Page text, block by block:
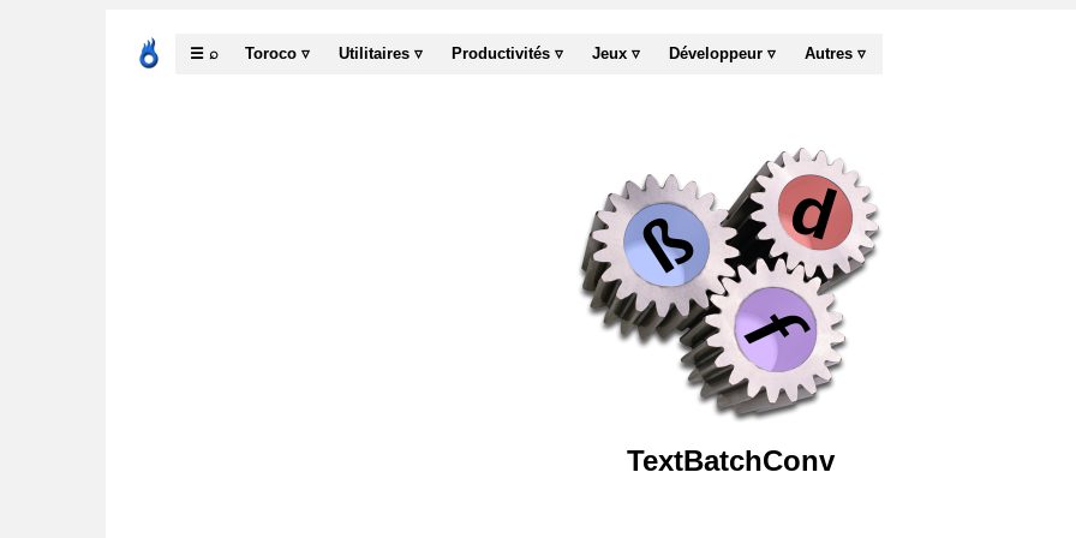
☰ ⌕ Toroco ▿ Utilitaires ▿ Productivités ▿ Jeux ▿ Développeur ▿ Autres ▿
TextBatchConv